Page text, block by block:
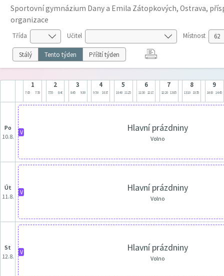
Sportovní gymnázium Dany a Emila Zátopkových, Ostrava,
organizace
Třída Učitel Místnost
Stálý Tento týden Příští týden
1
7:05 7:50
2
7:55 8:40
3
8:45 9:30
4
9:50 10:35
5
10:40 11:25
6
11:30 12:15
7
12:20 13:05
8
13:10 13:55
9
14:00 14:45
po
10.8.
V Hlavní prázdniny
Volno
út
11.8.
V Hlavní prázdniny
Volno
st
12.8.
V Hlavní prázdniny
Volno